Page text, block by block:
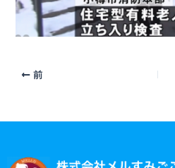
前